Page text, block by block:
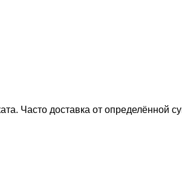
Часто доставка от определённой